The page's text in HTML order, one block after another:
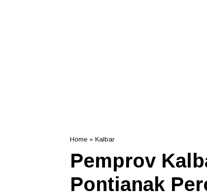
Home » Kalbar
Pemprov
Pontianak